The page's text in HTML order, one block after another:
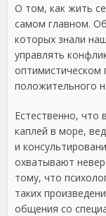
О том, как жить
самом главном.
которых знали
управлять
оптимистическом
положительного
Естественно, что
каплей в море,
и
охватывают
тому, что
таких
общения со